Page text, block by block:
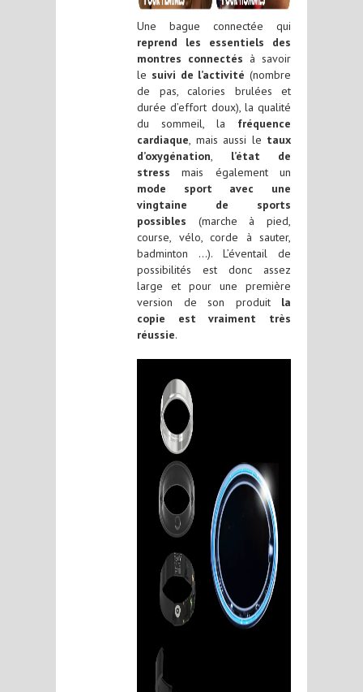
Une bague connectée qui
reprend les essentiels des
montres connectés à savoir
le suivi de l’activité (nombre
de pas, calories brulées et
durée d’effort doux), la qualité
du sommeil, la fréquence
cardiaque, mais aussi le taux
d’oxygénation, l’état de
stress mais également un
mode sport avec une
vingtaine de sports
possibles (marche à pied,
course, vélo, corde à sauter,
badminton …). L’éventail de
possibilités est donc assez
large et pour une première
version de son produit la
copie est vraiment très
réussie.